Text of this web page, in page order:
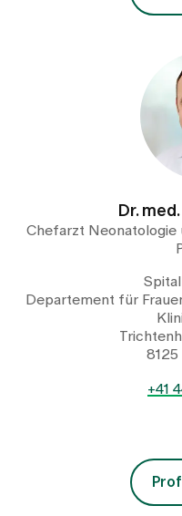
Dr.
Chefarzt Neonatologie
Departement für
+41